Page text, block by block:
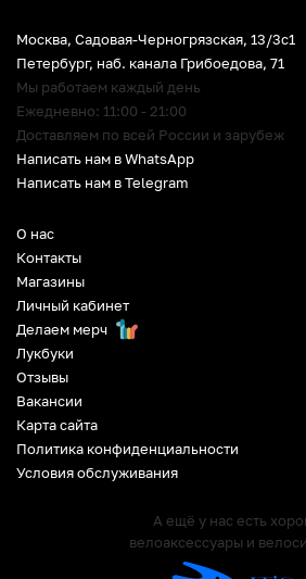
О нас
Контакты
Магазины
Личный кабинет
Делаем мерч
Лукбуки
Отзывы
Вакансии
Карта сайта
Политика конфиденциальности
Условия обслуживания
А ещё у нас есть
велоаксессуары и
Москва, Садовая-Черногрязская, 13/3c1
Петербург, наб. канала Грибоедова, 71
Мы работаем каждый день
Ежедневно: 11:00 - 21:00
Доставляем по всей России и зарубеж
Написать нам в WhatsApp
Написать нам в Telegram